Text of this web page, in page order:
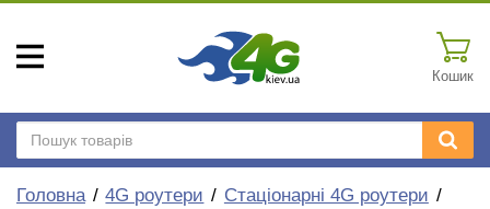
Кошик
Головна 4G роутери Стаціонарні 4G роутери